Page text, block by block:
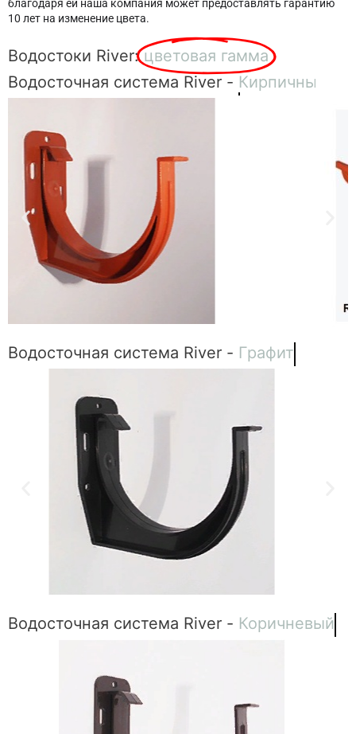
благодаря ей наша компания может предоставлять гарантию
10 лет на изменение цвета.
Водостоки River: цветовая гамма
Водосточная система River - Кирпичный
Водосточная система River - Графит
Водосточная система River - Коричневый